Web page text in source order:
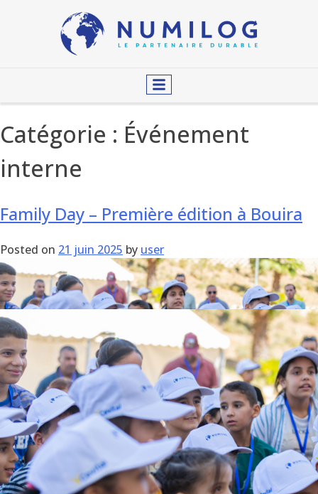
Catégorie : Événement
interne
Family Day – Première édition à Bouira
Posted on 21 juin 2025 by user